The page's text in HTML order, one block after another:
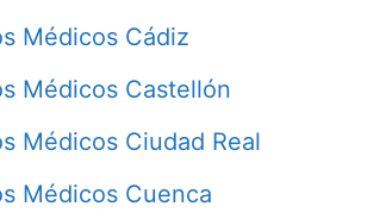
Médicos Cádiz
Médicos Castellón
Médicos Ciudad Real
Médicos Cuenca